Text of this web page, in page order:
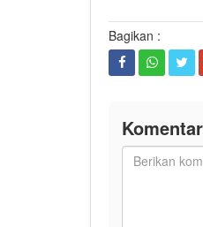
Bagikan :
Komentar